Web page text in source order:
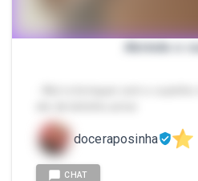
Abrindo o
doceraposinha
CHAT